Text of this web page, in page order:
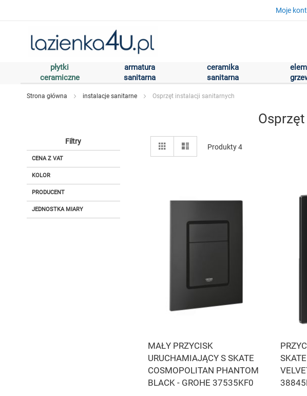
Moje
płytki
ceramiczne
ceramika
sanitarna
armatura
sanitarna
Strona główna instalacje sanitarne Osprzęt instalacji sanitarnych
Zobacz
jako
Siatka Produkty4
MAŁY PRZYCISK
URUCHAMIAJĄCY S SKATE
COSMOPOLITAN PHANTOM
BLACK - GROHE 37535KF0
Filtry
CENA Z VAT
KOLOR
PRODUCENT
JEDNOSTKA MIARY